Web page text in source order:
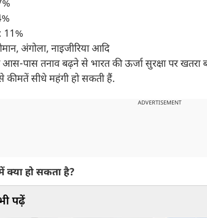
11%
अंगोला, नाइजीरिया आदि
आस-पास तनाव बढ़ने से भारत की ऊर्जा सुरक्षा पर
कीमतें सीधे महंगी हो सकती हैं.
ADVERTISEMENT
क्या हो सकता है?
पढ़ें